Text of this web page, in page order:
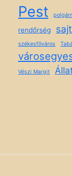
Pest
rendőrség
székesfőváros
Vészi Margit